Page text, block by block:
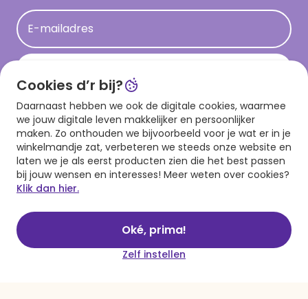
Acties
Persberichten
Hallmark en Kinderpostzegels
E-mailadres
Download onze app
Algemene voorwaardenPrivacy statement
© 1999 - 2025 Hallmark
Cookies d’r bij?
Daarnaast hebben we ook de digitale cookies, waarmee
we jouw digitale leven makkelijker en persoonlijker
maken. Zo onthouden we bijvoorbeeld voor je wat er in je
winkelmandje zat, verbeteren we steeds onze website en
laten we je als eerst producten zien die het best passen
bij jouw wensen en interesses! Meer weten over cookies?
Klik dan hier.
Oké, prima!
Zelf instellen